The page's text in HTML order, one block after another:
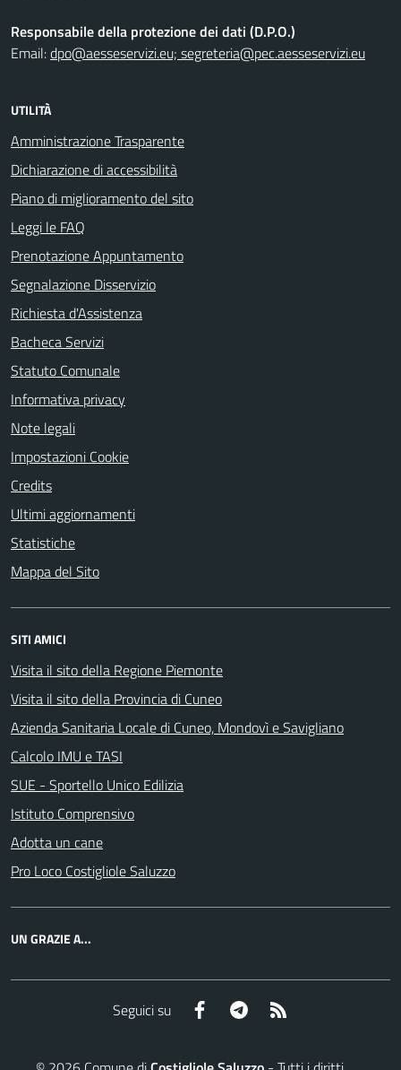
Responsabile della protezione dei dati (D.P.O.)
Email:dpo@aesseservizi.eu; segreteria@pec.aesseservizi.eu
UTILITÀ
Amministrazione Trasparente
Dichiarazione di accessibilità
Piano di miglioramento del sito
Leggi le FAQ
Prenotazione Appuntamento
Segnalazione Disservizio
Richiesta d'Assistenza
Bacheca Servizi
Statuto Comunale
Informativa privacy
Note legali
Impostazioni Cookie
Credits
Ultimi aggiornamenti
Statistiche
Mappa del Sito
SITI AMICI
Visita il sito della Regione Piemonte
Visita il sito della Provincia di Cuneo
Azienda Sanitaria Locale di Cuneo, Mondovì e Savigliano
Calcolo IMU e TASI
SUE - Sportello Unico Edilizia
Istituto Comprensivo
Adotta un cane
Pro Loco Costigliole Saluzzo
UN GRAZIE A...
Seguici su Facebook Telegram